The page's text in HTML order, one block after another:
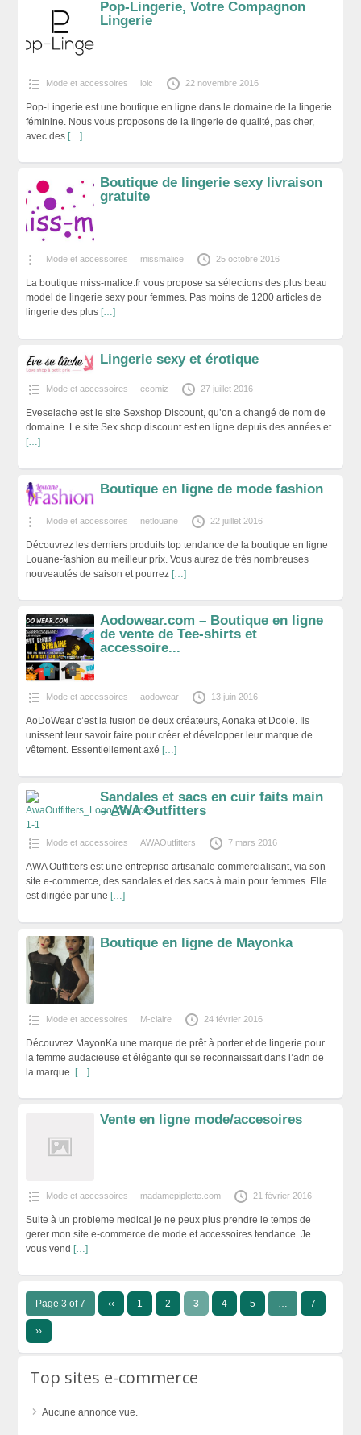
Pop-Lingerie, Votre Compagnon
Lingerie
Mode et accessoires loic 22 novembre 2016
Pop-Lingerie est une boutique en ligne dans le domaine de la lingerie
féminine. Nous vous proposons de la lingerie de qualité, pas cher,
avec des […]
Boutique de lingerie sexy livraison
gratuite
Mode et accessoires missmalice 25 octobre 2016
La boutique miss-malice.fr vous propose sa sélections des plus beau
model de lingerie sexy pour femmes. Pas moins de 1200 articles de
lingerie des plus […]
Lingerie sexy et érotique
Mode et accessoires ecomiz 27 juillet 2016
Eveselache est le site Sexshop Discount, qu’on a changé de nom de
domaine. Le site Sex shop discount est en ligne depuis des années et
[…]
Boutique en ligne de mode fashion
Mode et accessoires netlouane 22 juillet 2016
Découvrez les derniers produits top tendance de la boutique en ligne
Louane-fashion au meilleur prix. Vous aurez de très nombreuses
nouveautés de saison et pourrez […]
Aodowear.com – Boutique en ligne
de vente de Tee-shirts et
accessoire...
Mode et accessoires aodowear 13 juin 2016
AoDoWear c’est la fusion de deux créateurs, Aonaka et Doole. Ils
unissent leur savoir faire pour créer et développer leur marque de
vêtement. Essentiellement axé […]
Sandales et sacs en cuir faits main
– AWA Outfitters
Mode et accessoires AWAOutfitters 7 mars 2016
AWA Outfitters est une entreprise artisanale commercialisant, via son
site e-commerce, des sandales et des sacs à main pour femmes. Elle
est dirigée par une […]
Boutique en ligne de Mayonka
Mode et accessoires M-claire 24 février 2016
Découvrez MayonKa une marque de prêt à porter et de lingerie pour
la femme audacieuse et élégante qui se reconnaissait dans l’adn de
la marque. […]
Vente en ligne mode/accesoires
Mode et accessoires madamepiplette.com 21 février 2016
Suite à un probleme medical je ne peux plus prendre le temps de
gerer mon site e-commerce de mode et accessoires tendance. Je
vous vend […]
Page 3 of 7 ‹‹ 1 2 3 4 5 … 7
››
Top sites e-commerce
Aucune annonce vue.